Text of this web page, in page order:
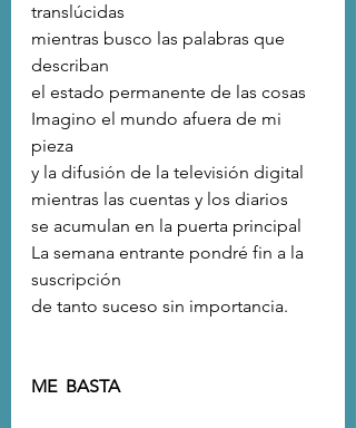
translúcidas
mientras busco las palabras que
describan
el estado permanente de las cosas
Imagino el mundo afuera de mi
pieza
y la difusión de la televisión digital
mientras las cuentas y los diarios
se acumulan en la puerta principal
La semana entrante pondré fin a la
suscripción
de tanto suceso sin importancia.
ME  BASTA